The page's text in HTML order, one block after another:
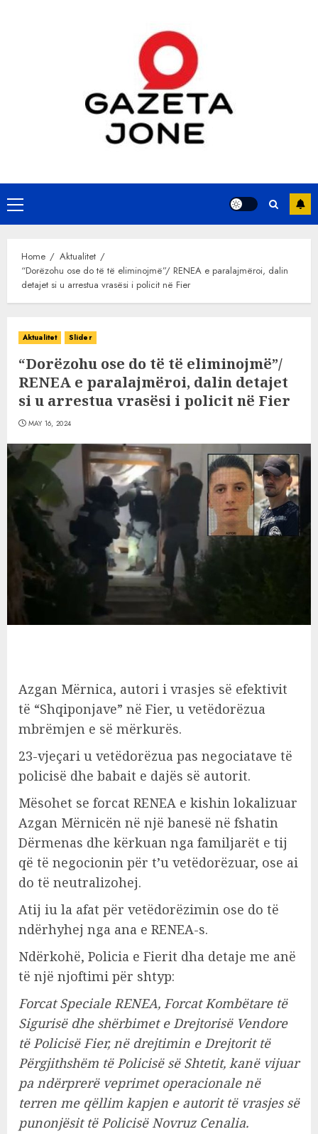
Primary
Menu
Home
Aktualitet
“Dorëzohu ose do të të eliminojmë”/ RENEA e paralajmëroi, dalin
detajet si u arrestua vrasësi i policit në Fier
Aktualitet Slider
“Dorëzohu ose do të të eliminojmë”/
RENEA e paralajmëroi, dalin detajet
si u arrestua vrasësi i policit në Fier
MAY 16, 2024
Azgan Mërnica, autori i vrasjes së efektivit
të “Shqiponjave” në Fier, u vetëdorëzua
mbrëmjen e së mërkurës.
23-vjeçari u vetëdorëzua pas negociatave të
policisë dhe babait e dajës së autorit.
Mësohet se forcat RENEA e kishin lokalizuar
Azgan Mërnicën në një banesë në fshatin
Dërmenas dhe kërkuan nga familjarët e tij
që të negocionin për t’u vetëdorëzuar, ose ai
do të neutralizohej.
Atij iu la afat për vetëdorëzimin ose do të
ndërhyhej nga ana e RENEA-s.
Ndërkohë, Policia e Fierit dha detaje me anë
të një njoftimi për shtyp:
Forcat Speciale RENEA, Forcat Kombëtare të
Sigurisë dhe shërbimet e Drejtorisë Vendore
të Policisë Fier, në drejtimin e Drejtorit të
Përgjithshëm të Policisë së Shtetit, kanë vijuar
pa ndërprerë veprimet operacionale në
terren me qëllim kapjen e autorit të vrasjes së
punonjësit të Policisë Novruz Cenalia.